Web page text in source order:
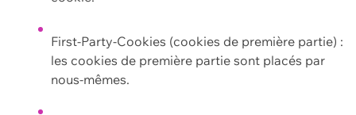
First-Party-Cookies (cookies de première partie) :
les cookies de première partie sont placés par
nous-mêmes.